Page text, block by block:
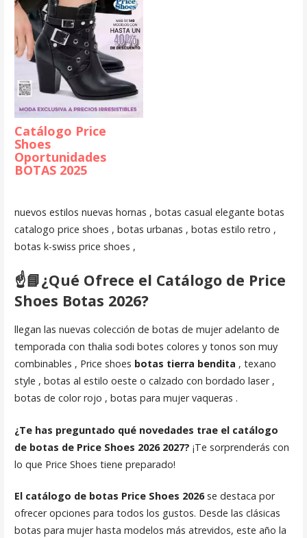
Catálogo Price
Shoes
Oportunidades
BOTAS 2025
nuevos estilos nuevas hornas , botas casual elegante botas
catalogo price shoes , botas urbanas , botas estilo retro ,
botas k-swiss price shoes ,
☝️📘¿Qué Ofrece el Catálogo de Price
Shoes Botas 2026?
llegan las nuevas colección de botas de mujer adelanto de
temporada con thalia sodi botes colores y tonos son muy
combinables , Price shoes botas tierra bendita , texano
style , botas al estilo oeste o calzado con bordado laser ,
botas de color rojo , botas para mujer vaqueras .
¿Te has preguntado qué novedades trae el catálogo
de botas de Price Shoes 2026 2027? ¡Te sorprenderás con
lo que Price Shoes tiene preparado!
El catálogo de botas Price Shoes 2026se destaca por
ofrecer opciones para todos los gustos. Desde las clásicas
botas para mujer hasta modelos más atrevidos, este año la